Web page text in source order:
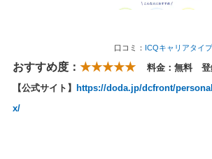
口コミ： ICQキャリアタイ
おすすめ度： ★★★★★
料金：無料 登
【公式サイト】 https://doda.jp/dcfront/
x/